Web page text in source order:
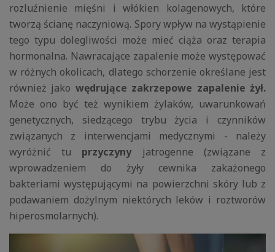
rozluźnienie mięśni i włókien kolagenowych, które
tworzą ścianę naczyniową. Spory wpływ na wystąpienie
tego typu dolegliwości może mieć ciąża oraz terapia
hormonalna. Nawracające zapalenie może występować
w różnych okolicach, dlatego schorzenie określane jest
również jako wędrujące zakrzepowe zapalenie żył.
Może ono być też wynikiem żylaków, uwarunkowań
genetycznych, siedzącego trybu życia i czynników
związanych z interwencjami medycznymi - należy
wyróżnić tu przyczynyjatrogenne (związane z
wprowadzeniem do żyły cewnika zakażonego
bakteriami występującymi na powierzchni skóry lub z
podawaniem dożylnym niektórych leków i roztworów
hiperosmolarnych).